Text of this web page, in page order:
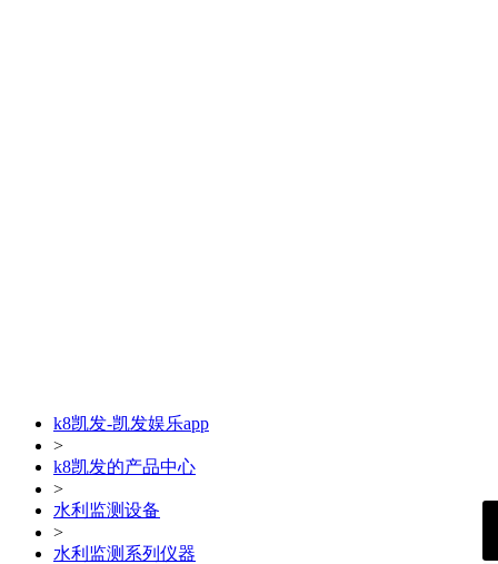
k8凯发-凯发娱乐app
>
k8凯发的产品中心
>
水利监测设备
>
水利监测系列仪器